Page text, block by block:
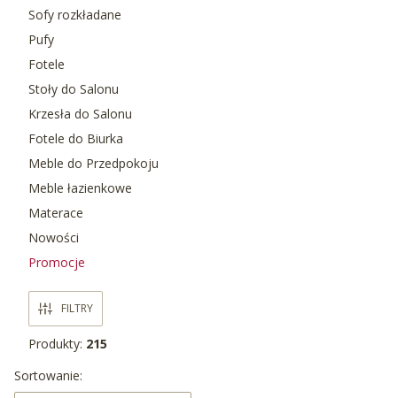
Sofy rozkładane
Pufy
Fotele
Stoły do Salonu
Krzesła do Salonu
Fotele do Biurka
Meble do Przedpokoju
Meble łazienkowe
Materace
Nowości
Promocje
FILTRY
Produkty: 215
Lista produktów
Sortowanie: